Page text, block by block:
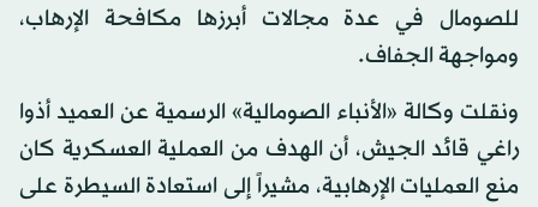
للصومال في عدة مجالات أبرزها مكافحة الإرهاب،
ومواجهة الجفاف.
ونقلت وكالة «الأنباء الصومالية» الرسمية عن العميد أذوا
راغي قائد الجيش، أن الهدف من العملية العسكرية كان
منع العمليات الإرهابية، مشيراً إلى استعادة السيطرة على